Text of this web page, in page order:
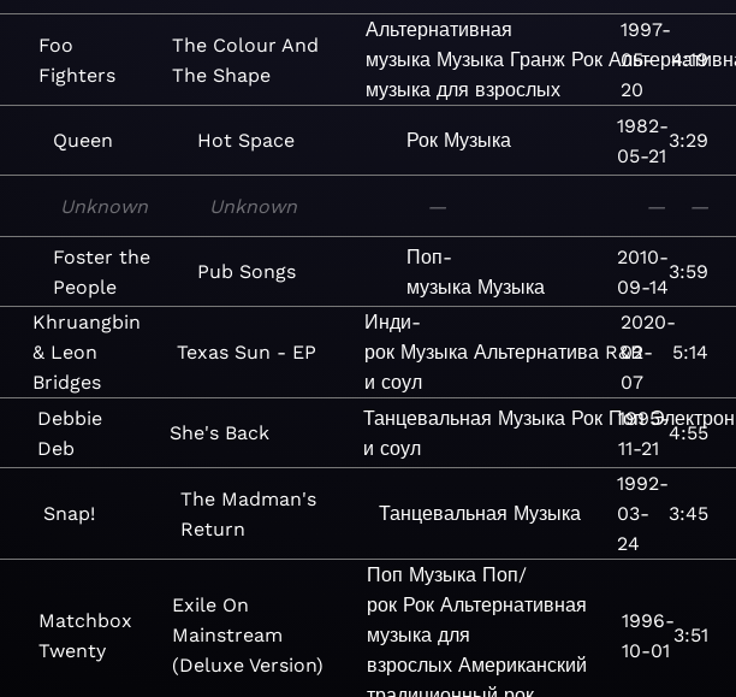
Foo
Fighters
The Colour And
The Shape
Альтернативная
музыка Музыка Гранж Рок
музыка для взрослых
1997-
05-
20
4:19
Queen Hot Space Рок Музыка
1982-
05-21
3:29
Unknown Unknown — — —
Foster the
People
Pub Songs
Поп-
музыка Музыка
2010-
09-14
3:59
Khruangbin
& Leon
Bridges
Texas Sun - EP
Инди-
рок Музыка Альтернатива R&B
и соул
2020-
02-
07
5:14
Debbie
Deb
She's Back
Танцевальная Музыка Рок Поп
и соул
1995-
11-21
4:55
Snap!
The Madman's
Return
Танцевальная Музыка
1992-
03-
24
3:45
Matchbox
Twenty
Exile On
Mainstream
(Deluxe Version)
Поп Музыка Поп/
рок Рок Альтернативная
музыка для
взрослых Американский
1996-
10-01
3:51